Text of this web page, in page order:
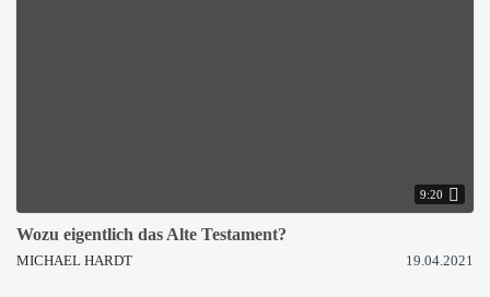
9:20
Wozu eigentlich das Alte Testament?
MICHAEL HARDT 19.04.2021